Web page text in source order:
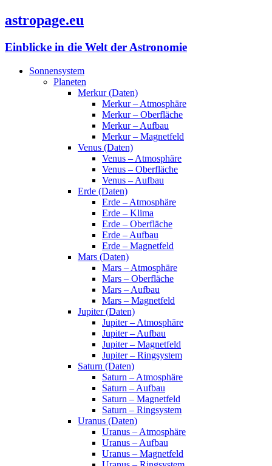
astropage.eu
Einblicke in die Welt der Astronomie
Sonnensystem
Planeten
Merkur (Daten)
Merkur – Atmosphäre
Merkur – Oberfläche
Merkur – Aufbau
Merkur – Magnetfeld
Venus (Daten)
Venus – Atmosphäre
Venus – Oberfläche
Venus – Aufbau
Erde (Daten)
Erde – Atmosphäre
Erde – Klima
Erde – Oberfläche
Erde – Aufbau
Erde – Magnetfeld
Mars (Daten)
Mars – Atmosphäre
Mars – Oberfläche
Mars – Aufbau
Mars – Magnetfeld
Jupiter (Daten)
Jupiter – Atmosphäre
Jupiter – Aufbau
Jupiter – Magnetfeld
Jupiter – Ringsystem
Saturn (Daten)
Saturn – Atmosphäre
Saturn – Aufbau
Saturn – Magnetfeld
Saturn – Ringsystem
Uranus (Daten)
Uranus – Atmosphäre
Uranus – Aufbau
Uranus – Magnetfeld